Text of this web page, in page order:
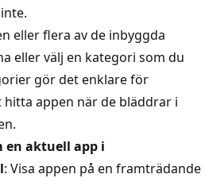
eller flera av de inbyggda
eller välj en kategori som du
gör det enklare för
appen när de bläddrar i
en aktuell app i
: Visa appen på en framträdande